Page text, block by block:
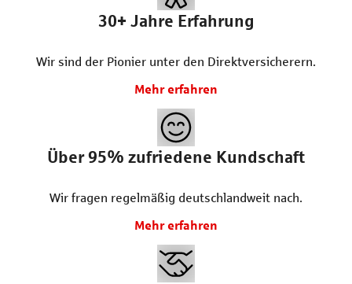
30+ Jahre Erfahrung
Wir sind der Pionier unter den Direktversicherern.
Mehr erfahren
Über 95% zufriedene Kundschaft
Wir fragen regelmäßig deutschlandweit nach.
Mehr erfahren